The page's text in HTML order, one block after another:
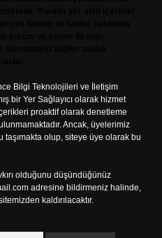
Bilgi Teknolojileri ve İletişim
bir Yer Sağlayıcı olarak hizmet
proaktif olarak denetleme
Ancak, üyelerimiz
taşımakta olup, siteye üye olarak bu
olduğunu düşündüğünüz
adresine bildirmeniz halinde,
kaldırılacaktır.